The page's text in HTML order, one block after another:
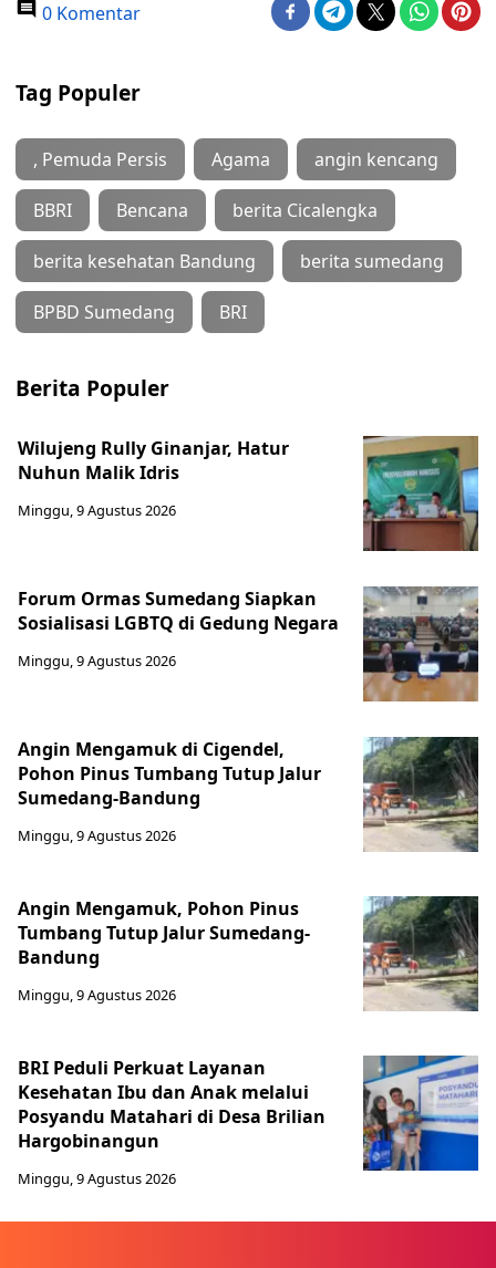
0 Komentar
Tag Populer
, Pemuda Persis Agama angin kencang
BBRI Bencana berita Cicalengka
berita kesehatan Bandung berita sumedang
BPBD Sumedang BRI
Berita Populer
Wilujeng Rully Ginanjar, Hatur
Nuhun Malik Idris
Minggu, 9 Agustus 2026
Forum Ormas Sumedang Siapkan
Sosialisasi LGBTQ di Gedung Negara
Minggu, 9 Agustus 2026
Angin Mengamuk di Cigendel,
Pohon Pinus Tumbang Tutup Jalur
Sumedang-Bandung
Minggu, 9 Agustus 2026
Angin Mengamuk, Pohon Pinus
Tumbang Tutup Jalur Sumedang-
Bandung
Minggu, 9 Agustus 2026
BRI Peduli Perkuat Layanan
Kesehatan Ibu dan Anak melalui
Posyandu Matahari di Desa Brilian
Hargobinangun
Minggu, 9 Agustus 2026